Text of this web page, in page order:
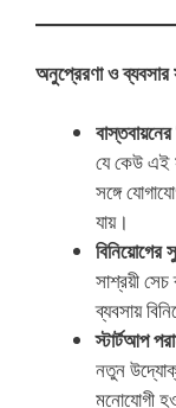
অনুপ্রেরণা ও
বাস্তবায়নের
যে কেউ
সঙ্গে
যায়।
বিনিয়োগের
সাশ্রয়ী সেচ
ব্যবসায়
স্টার্টআপ
নতুন
মনোযোগী